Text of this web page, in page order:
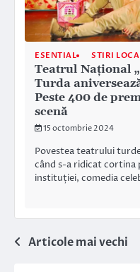
ESENTIAL STIRI
Teatrul Național
Turda
Peste 400 de
scenă
15 octombrie 2024
Povestea teatrului
când s-a ridicat cortina
instituției, comedia
Navigare
Articole mai vechi